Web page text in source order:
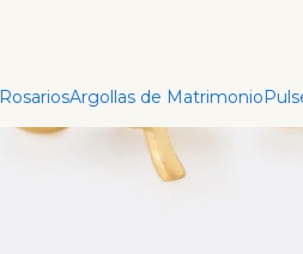
RosariosArgollas de Matrimonio